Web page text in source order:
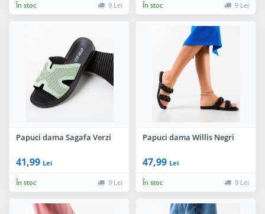
În stoc 9 Lei În stoc 9 Lei
Papuci dama Sagafa Verzi
41,99 Lei
În stoc 9 Lei
Papuci dama Willis Negri
47,99 Lei
În stoc 9 Lei